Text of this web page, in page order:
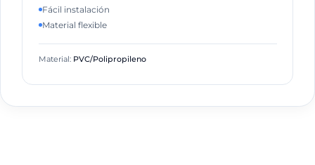
Fácil instalación
Material flexible
Material: PVC/Polipropileno